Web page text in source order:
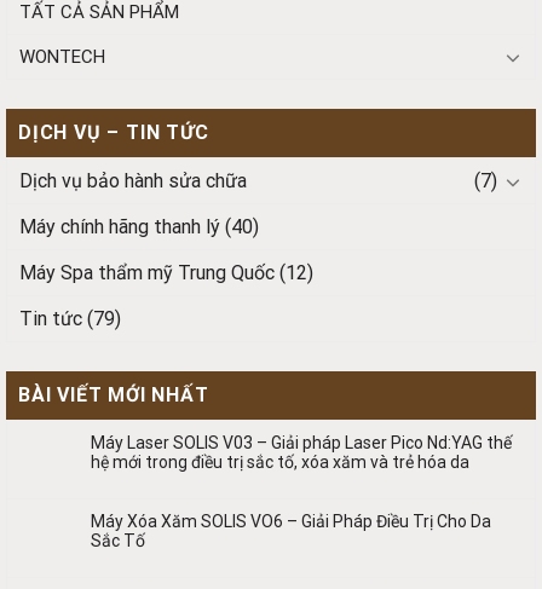
TẤT CẢ SẢN PHẨM
WONTECH
DỊCH VỤ – TIN TỨC
Dịch vụ bảo hành sửa chữa
(7)
Máy chính hãng thanh lý (40)
Máy Spa thẩm mỹ Trung Quốc (12)
Tin tức (79)
BÀI VIẾT MỚI NHẤT
Máy Laser SOLIS V03 – Giải pháp Laser Pico Nd:YAG thế
hệ mới trong điều trị sắc tố, xóa xăm và trẻ hóa da
Máy Xóa Xăm SOLIS VO6 – Giải Pháp Điều Trị Cho Da
Sắc Tố